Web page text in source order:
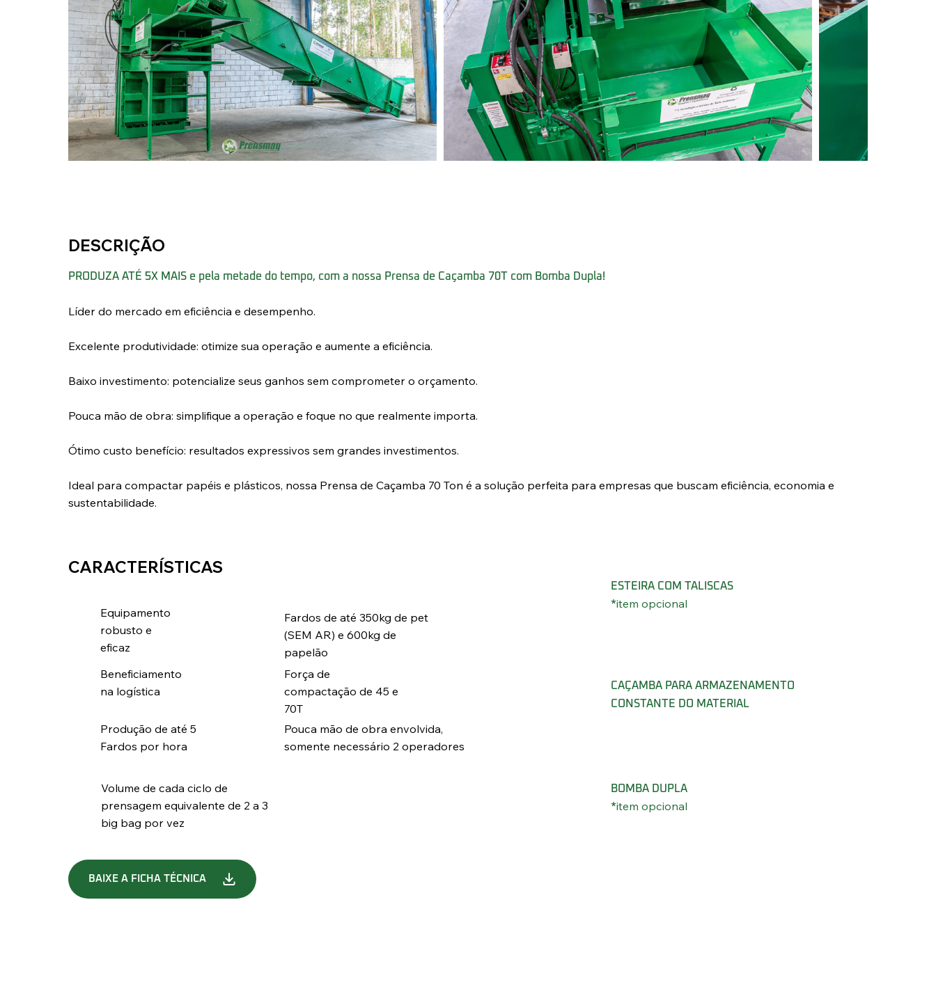
CARACTERÍSTICAS
Equipamento
robusto e
eficaz
Fardos de até 350kg de pet
(SEM AR) e 600kg de
papelão
Beneficiamento
na logística
Força de
compactação de 45 e
70T
Produção de até 5
Fardos por hora
Pouca mão de obra envolvida,
somente necessário 2 operadores
Volume de cada ciclo de
prensagem equivalente de 2 a 3
big bag por vez
ESTEIRA COM TALISCAS
*item opcional
CAÇAMBA PARA ARMAZENAMENTO
CONSTANTE DO MATERIAL
PRODUZA ATÉ 5X MAIS e pela metade do tempo, com a nossa Prensa de Caçamba 70T com Bomba Dupla!
Líder do mercado em eficiência e desempenho.
Excelente produtividade: otimize sua operação e aumente a eficiência.
Baixo investimento: potencialize seus ganhos sem comprometer o orçamento.
Pouca mão de obra: simplifique a operação e foque no que realmente importa.
Ótimo custo benefício: resultados expressivos sem grandes investimentos.
Ideal para compactar papéis e plásticos, nossa Prensa de Caçamba 70 Ton é a solução perfeita para empresas que buscam eficiência, economia e
sustentabilidade.
DESCRIÇÃO
BAIXE A FICHA TÉCNICA
BOMBA DUPLA
*item opcional